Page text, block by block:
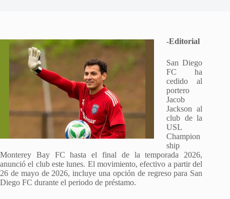
-Editorial
San Diego
FC ha
cedido al
portero
Jacob
Jackson al
club de la
USL
Champion
ship
Monterey Bay FC hasta el final de la temporada 2026,
anunció el club este lunes. El movimiento, efectivo a partir del
26 de mayo de 2026, incluye una opción de regreso para San
Diego FC durante el periodo de préstamo.